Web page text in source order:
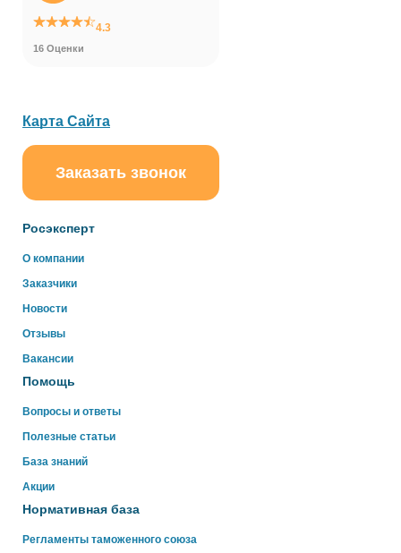
4.3
16 Оценки
Росэксперт
О компании
Заказчики
Новости
Отзывы
Вакансии
Помощь
Вопросы и ответы
Полезные статьи
База знаний
Акции
Нормативная база
Регламенты таможенного союза
Карта Сайта
Заказать звонок
online
Здравствуйте!
Свяжитесь с нами через WhatsApp нажав на кнопку